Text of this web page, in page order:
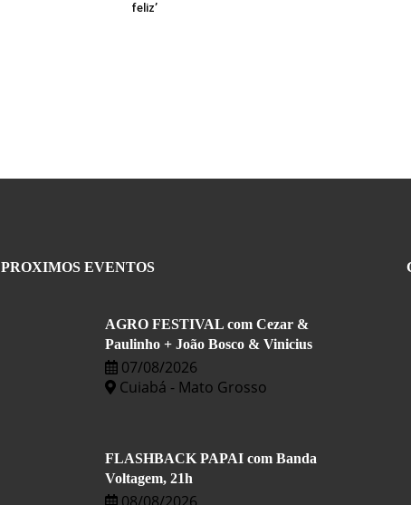
feliz’
PROXIMOS EVENTOS
AGRO FESTIVAL com Cezar &
Paulinho + João Bosco & Vinicius
07/08/2026
Cuiabá - Mato Grosso
FLASHBACK PAPAI com Banda
Voltagem, 21h